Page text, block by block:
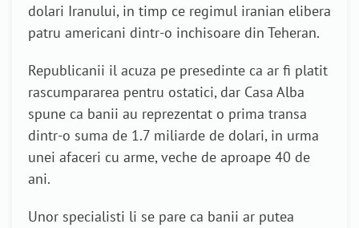
dolari Iranului, in timp ce regimul iranian elibera
patru americani dintr-o inchisoare din Teheran.
Republicanii il acuza pe presedinte ca ar fi platit
rascumpararea pentru ostatici, dar Casa Alba
spune ca banii au reprezentat o prima transa
dintr-o suma de 1.7 miliarde de dolari, in urma
unei afaceri cu arme, veche de aproape 40 de
ani.
Unor specialisti li se pare ca banii ar putea